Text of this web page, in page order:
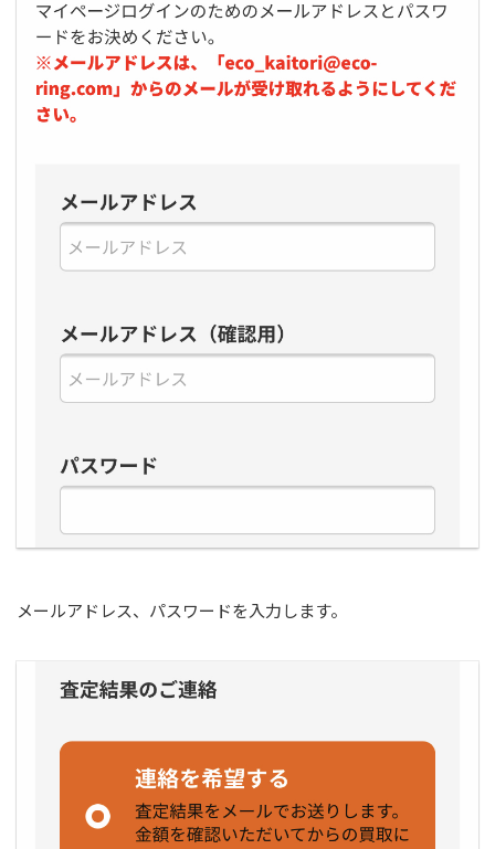
メールアドレス、パスワードを入力します。